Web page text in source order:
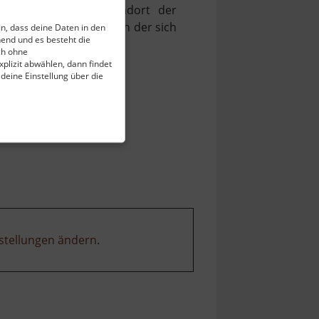
dass deine Daten in den
und es besteht die
ohne
abwählen, dann findet
Einstellung über die
Schacht als Standort der
der Region, in der sich
ändern.